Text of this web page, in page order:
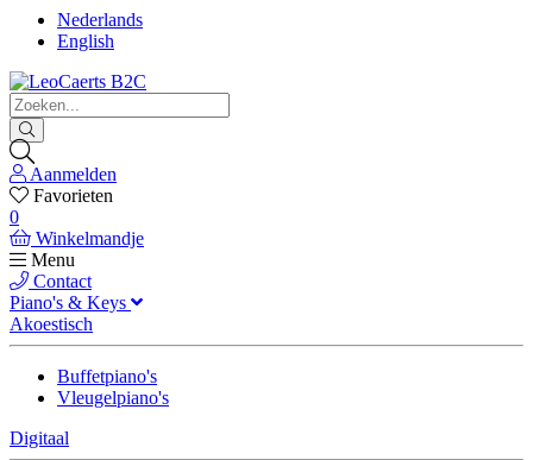
Nederlands
English
Aanmelden
Favorieten
0
Winkelmandje
Menu
Contact
Piano's & Keys
Akoestisch
Buffetpiano's
Vleugelpiano's
Digitaal